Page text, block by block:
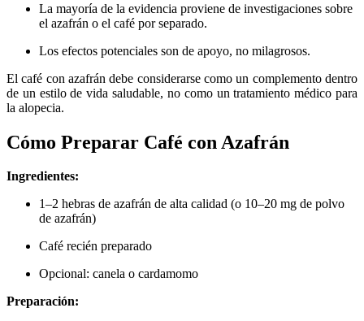
La mayoría de la evidencia proviene de investigaciones sobre
el azafrán o el café por separado.
Los efectos potenciales son de apoyo, no milagrosos.
El café con azafrán debe considerarse como un complemento dentro
de un estilo de vida saludable, no como un tratamiento médico para
la alopecia.
Cómo Preparar Café con Azafrán
Ingredientes:
1–2 hebras de azafrán de alta calidad (o 10–20 mg de polvo
de azafrán)
Café recién preparado
Opcional: canela o cardamomo
Preparación: